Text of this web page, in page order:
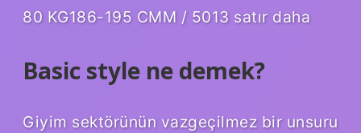
80 KG186-195 CMM / 5013 satır daha
Basic style ne demek?
Giyim sektörünün vazgeçilmez bir unsuru